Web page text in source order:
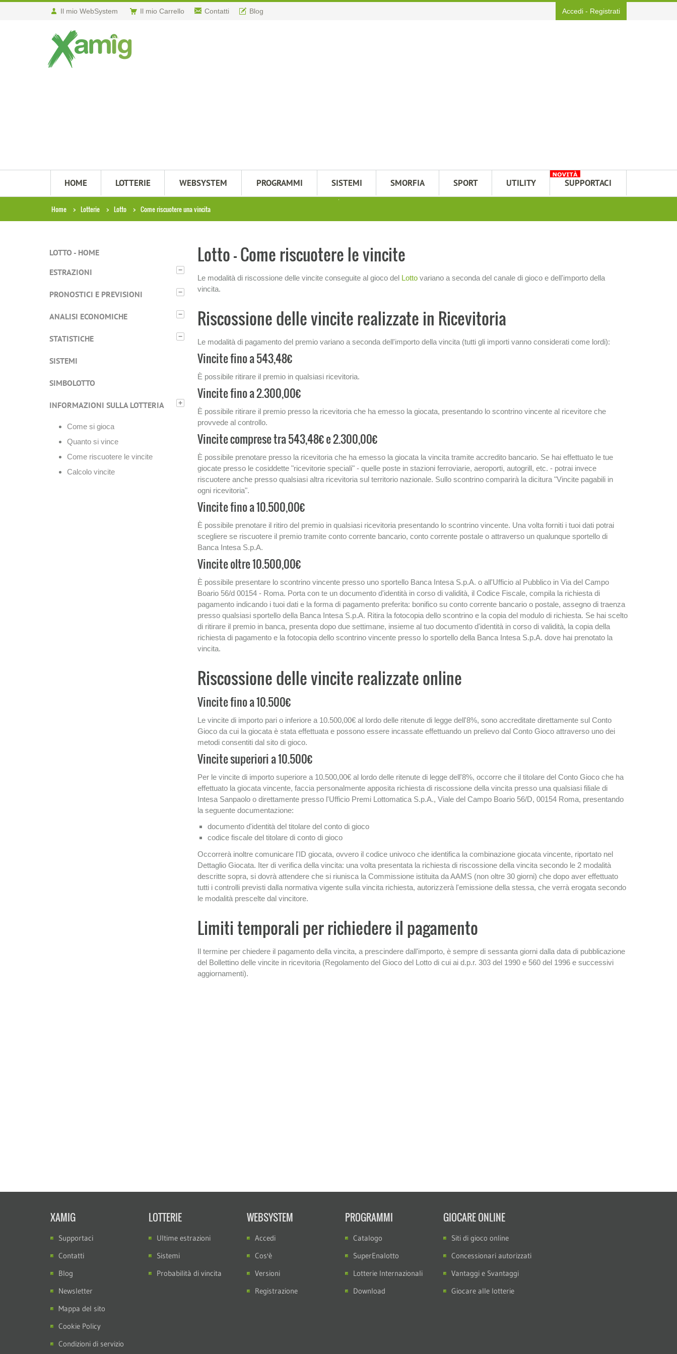
Il mio WebSystem Il mio Carrello Contatti Blog Accedi - Registrati
HOME LOTTERIE WEBSYSTEM PROGRAMMI SISTEMI SMORFIA SPORT UTILITY SUPPORTACI
Home Lotterie Lotto Come riscuotere una vincita
LOTTO - HOME
ESTRAZIONI
−
PRONOSTICI E PREVISIONI −
ANALISI ECONOMICHE −
STATISTICHE −
SISTEMI
SIMBOLOTTO
INFORMAZIONI SULLA LOTTERIA +
Come si gioca
Quanto si vince
Come riscuotere le vincite
Calcolo vincite
Lotto - Come riscuotere le vincite
Le modalità di riscossione delle vincite conseguite al gioco del Lottovariano a seconda del canale di gioco e dell'importo della
vincita.
Riscossione delle vincite realizzate in Ricevitoria
Le modalità di pagamento del premio variano a seconda dell'importo della vincita (tutti gli importi vanno considerati come lordi):
Vincite fino a 543,48€
È possibile ritirare il premio in qualsiasi ricevitoria.
Vincite fino a 2.300,00€
È possibile ritirare il premio presso la ricevitoria che ha emesso la giocata, presentando lo scontrino vincente al ricevitore che
provvede al controllo.
Vincite comprese tra 543,48€ e 2.300,00€
È possibile prenotare presso la ricevitoria che ha emesso la giocata la vincita tramite accredito bancario. Se hai effettuato le tue
giocate presso le cosiddette "ricevitorie speciali" - quelle poste in stazioni ferroviarie, aeroporti, autogrill, etc. - potrai invece
riscuotere anche presso qualsiasi altra ricevitoria sul territorio nazionale. Sullo scontrino comparirà la dicitura "Vincite pagabili in
ogni ricevitoria".
Vincite fino a 10.500,00€
È possibile prenotare il ritiro del premio in qualsiasi ricevitoria presentando lo scontrino vincente. Una volta forniti i tuoi dati potrai
scegliere se riscuotere il premio tramite conto corrente bancario, conto corrente postale o attraverso un qualunque sportello di
Banca Intesa S.p.A.
Vincite oltre 10.500,00€
È possibile presentare lo scontrino vincente presso uno sportello Banca Intesa S.p.A. o all'Ufficio al Pubblico in Via del Campo
Boario 56/d 00154 - Roma. Porta con te un documento d'identità in corso di validità, il Codice Fiscale, compila la richiesta di
pagamento indicando i tuoi dati e la forma di pagamento preferita: bonifico su conto corrente bancario o postale, assegno di traenza
presso qualsiasi sportello della Banca Intesa S.p.A. Ritira la fotocopia dello scontrino e la copia del modulo di richiesta. Se hai scelto
di ritirare il premio in banca, presenta dopo due settimane, insieme al tuo documento d'identità in corso di validità, la copia della
richiesta di pagamento e la fotocopia dello scontrino vincente presso lo sportello della Banca Intesa S.p.A. dove hai prenotato la
vincita.
Riscossione delle vincite realizzate online
Vincite fino a 10.500€
Le vincite di importo pari o inferiore a 10.500,00€ al lordo delle ritenute di legge dell'8%, sono accreditate direttamente sul Conto
Gioco da cui la giocata è stata effettuata e possono essere incassate effettuando un prelievo dal Conto Gioco attraverso uno dei
metodi consentiti dal sito di gioco.
Vincite superiori a 10.500€
Per le vincite di importo superiore a 10.500,00€ al lordo delle ritenute di legge dell'8%, occorre che il titolare del Conto Gioco che ha
effettuato la giocata vincente, faccia personalmente apposita richiesta di riscossione della vincita presso una qualsiasi filiale di
Intesa Sanpaolo o direttamente presso l'Ufficio Premi Lottomatica S.p.A., Viale del Campo Boario 56/D, 00154 Roma, presentando
la seguente documentazione:
documento d'identità del titolare del conto di gioco
codice fiscale del titolare di conto di gioco
Occorrerà inoltre comunicare l'ID giocata, ovvero il codice univoco che identifica la combinazione giocata vincente, riportato nel
Dettaglio Giocata. Iter di verifica della vincita: una volta presentata la richiesta di riscossione della vincita secondo le 2 modalità
descritte sopra, si dovrà attendere che si riunisca la Commissione istituita da AAMS (non oltre 30 giorni) che dopo aver effettuato
tutti i controlli previsti dalla normativa vigente sulla vincita richiesta, autorizzerà l'emissione della stessa, che verrà erogata secondo
le modalità prescelte dal vincitore.
Limiti temporali per richiedere il pagamento
Il termine per chiedere il pagamento della vincita, a prescindere dall'importo, è sempre di sessanta giorni dalla data di pubblicazione
del Bollettino delle vincite in ricevitoria (Regolamento del Gioco del Lotto di cui ai d.p.r. 303 del 1990 e 560 del 1996 e successivi
aggiornamenti).
XAMIG
Supportaci
Contatti
Blog
Newsletter
Mappa del sito
Cookie Policy
Condizioni di servizio
LOTTERIE
Ultime estrazioni
Sistemi
Probabilità di vincita
WEBSYSTEM
Accedi
Cos'è
Versioni
Registrazione
PROGRAMMI
Catalogo
SuperEnalotto
Lotterie Internazionali
Download
GIOCARE ONLINE
Siti di gioco online
Concessionari autorizzati
Vantaggi e Svantaggi
Giocare alle lotterie